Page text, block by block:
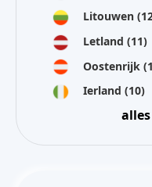
Litouwen
Letland (11)
Oostenrijk
Ierland (10)